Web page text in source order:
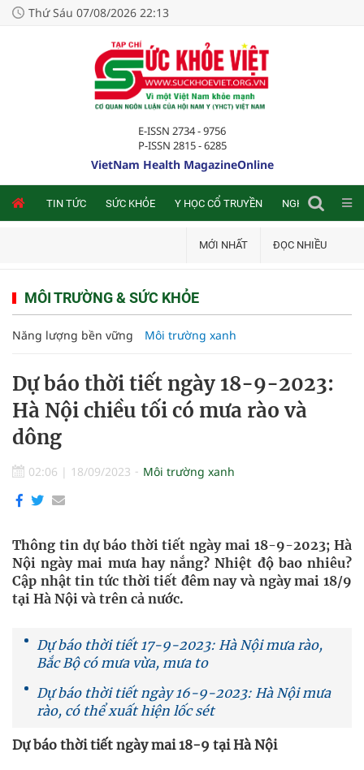
Thứ Sáu 07/08/2026 22:13
E-ISSN 2734 - 9756
P-ISSN 2815 - 6285
VietNam Health MagazineOnline
TIN TỨC SỨC KHỎE Y HỌC CỔ TRUYỀN NGHIÊN CỨU
MỚI NHẤT ĐỌC NHIỀU
MÔI TRƯỜNG & SỨC KHỎE
Năng lượng bền vững Môi trường xanh
Dự báo thời tiết ngày 18-9-2023:
Hà Nội chiều tối có mưa rào và
dông
02:06 | 18/09/2023 Môi trường xanh
Thông tin dự báo thời tiết ngày mai 18-9-2023; Hà
Nội ngày mai mưa hay nắng? Nhiệt độ bao nhiêu?
Cập nhật tin tức thời tiết đêm nay và ngày mai 18/9
tại Hà Nội và trên cả nước.
Dự báo thời tiết 17-9-2023: Hà Nội mưa rào,
Bắc Bộ có mưa vừa, mưa to
Dự báo thời tiết ngày 16-9-2023: Hà Nội mưa
rào, có thể xuất hiện lốc sét
Dự báo thời tiết ngày mai 18-9 tại Hà Nội